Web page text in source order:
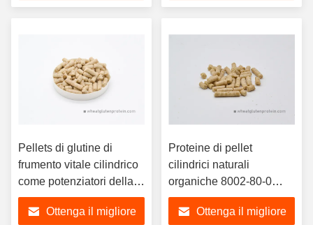
Pellets di glutine di
frumento vitale cilindrico
come potenziatori della
nutrizione dei mangimi
utilizzati come additivi
Ottenga il migliore
Proteine di pellet
cilindrici naturali
organiche 8002-80-0
come additivi nutrizionali
per l'acquacoltura
Ottenga il migliore